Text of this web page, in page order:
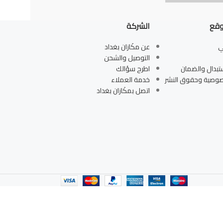
والضمان
وحقوق النشر
الشركة
عن مكَازان بغداد
التوصيل والشحن
اطرح سؤالك
خدمة العملاء
اتصل بمكَازان بغداد